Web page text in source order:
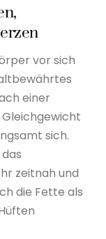
vor sich
einer
sich.
zeitnah und
die Fette als